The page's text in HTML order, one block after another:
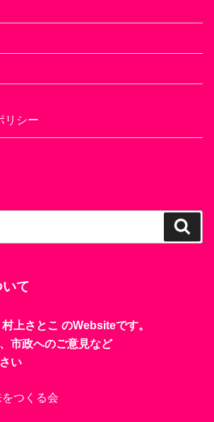
リシー
て
上さとこ のWebsiteです。
市政へのご意見など
い
つくる会